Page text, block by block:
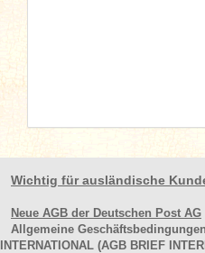
Wichtig für ausländische
Neue AGB der Deutschen Post AG
Allgemeine
INTERNATIONAL (AGB BRIEF